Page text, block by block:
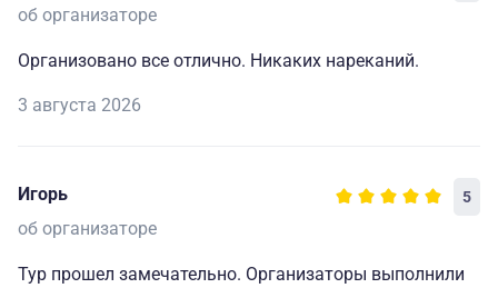
об организаторе
Организовано все отлично. Никаких нареканий.
3 августа 2026
Игорь 5
об организаторе
Тур прошел замечательно. Организаторы выполнили